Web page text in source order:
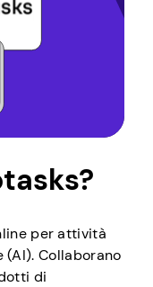
per attività
(AI). Collaborano
di